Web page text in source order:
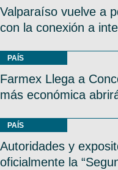
Valparaíso vuelve a
con la conexión a
PAÍS
Farmex Llega a
más económica
PAÍS
Autoridades y
oficialmente la